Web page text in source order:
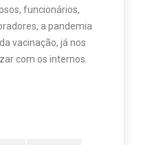
funcionários,
a pandemia
vacinação, já nos
com os internos.